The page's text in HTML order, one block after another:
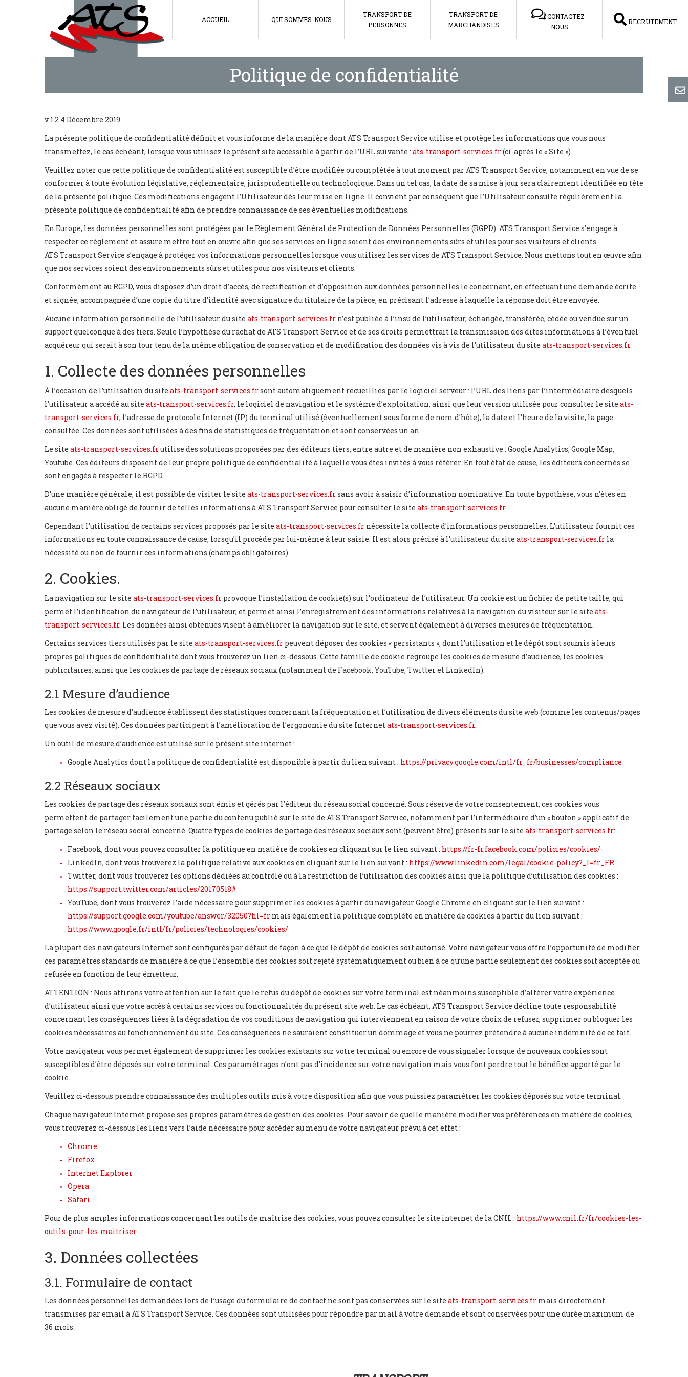
ACCUEIL QUI SOMMES-NOUS
TRANSPORT DE
PERSONNES
TRANSPORT DE
MARCHANDISES
CONTACTEZ-
NOUS
RECRUTEMENT
Politique de confidentialité
v 1.2 4 Décembre 2019
La présente politique de confidentialité définit et vous informe de la manière dont ATS Transport Service utilise et protège les informations que vous nous
transmettez, le cas échéant, lorsque vous utilisez le présent site accessible à partir de l’URL suivante : ats-transport-services.fr(ci-après le « Site »).
Veuillez noter que cette politique de confidentialité est susceptible d’être modifiée ou complétée à tout moment par ATS Transport Service, notamment en vue de se
conformer à toute évolution législative, réglementaire, jurisprudentielle ou technologique. Dans un tel cas, la date de sa mise à jour sera clairement identifiée en tête
de la présente politique. Ces modifications engagent l’Utilisateur dès leur mise en ligne. Il convient par conséquent que l’Utilisateur consulte régulièrement la
présente politique de confidentialité afin de prendre connaissance de ses éventuelles modifications.
En Europe, les données personnelles sont protégées par le Règlement Général de Protection de Données Personnelles (RGPD). ATS Transport Service s’engage à
respecter ce règlement et assure mettre tout en œuvre afin que ses services en ligne soient des environnements sûrs et utiles pour ses visiteurs et clients.
ATS Transport Service s’engage à protéger vos informations personnelles lorsque vous utilisez les services de ATS Transport Service. Nous mettons tout en œuvre afin
que nos services soient des environnements sûrs et utiles pour nos visiteurs et clients.
Conformément au RGPD, vous disposez d’un droit d’accès, de rectification et d’opposition aux données personnelles le concernant, en effectuant une demande écrite
et signée, accompagnée d’une copie du titre d’identité avec signature du titulaire de la pièce, en précisant l’adresse à laquelle la réponse doit être envoyée.
Aucune information personnelle de l’utilisateur du site ats-transport-services.fr n’est publiée à l’insu de l’utilisateur, échangée, transférée, cédée ou vendue sur un
support quelconque à des tiers. Seule l’hypothèse du rachat de ATS Transport Service et de ses droits permettrait la transmission des dites informations à l’éventuel
acquéreur qui serait à son tour tenu de la même obligation de conservation et de modification des données vis à vis de l’utilisateur du site ats-transport-services.fr.
1. Collecte des données personnelles
À l’occasion de l’utilisation du site ats-transport-services.frsont automatiquement recueillies par le logiciel serveur : l’URL des liens par l’intermédiaire desquels
l’utilisateur a accédé au site ats-transport-services.fr, le logiciel de navigation et le système d’exploitation, ainsi que leur version utilisée pour consulter le site ats-
transport-services.fr, l’adresse de protocole Internet (IP) du terminal utilisé (éventuellement sous forme de nom d’hôte), la date et l’heure de la visite, la page
consultée. Ces données sont utilisées à des fins de statistiques de fréquentation et sont conservées un an.
Le site ats-transport-services.frutilise des solutions proposées par des éditeurs tiers, entre autre et de manière non exhaustive : Google Analytics, Google Map,
Youtube. Ces éditeurs disposent de leur propre politique de confidentialité à laquelle vous êtes invités à vous référer. En tout état de cause, les éditeurs concernés se
sont engagés à respecter le RGPD.
D’une manière générale, il est possible de visiter le site ats-transport-services.frsans avoir à saisir d’information nominative. En toute hypothèse, vous n’êtes en
aucune manière obligé de fournir de telles informations à ATS Transport Service pour consulter le site ats-transport-services.fr.
Cependant l’utilisation de certains services proposés par le site ats-transport-services.fr nécessite la collecte d’informations personnelles. L’utilisateur fournit ces
informations en toute connaissance de cause, lorsqu’il procède par lui-même à leur saisie. Il est alors précisé à l’utilisateur du site ats-transport-services.fr la
nécessité ou non de fournir ces informations (champs obligatoires).
2. Cookies.
La navigation sur le site ats-transport-services.fr provoque l’installation de cookie(s) sur l’ordinateur de l’utilisateur. Un cookie est un fichier de petite taille, qui
permet l’identification du navigateur de l’utilisateur, et permet ainsi l’enregistrement des informations relatives à la navigation du visiteur sur le site ats-
transport-services.fr. Les données ainsi obtenues visent à améliorer la navigation sur le site, et servent également à diverses mesures de fréquentation.
Certains services tiers utilisés par le site ats-transport-services.fr peuvent déposer des cookies « persistants », dont l’utilisation et le dépôt sont soumis à leurs
propres politiques de confidentialité dont vous trouverez un lien ci-dessous. Cette famille de cookie regroupe les cookies de mesure d’audience, les cookies
publicitaires, ainsi que les cookies de partage de réseaux sociaux (notamment de Facebook, YouTube, Twitter et LinkedIn).
2.1 Mesure d’audience
Les cookies de mesure d’audience établissent des statistiques concernant la fréquentation et l’utilisation de divers éléments du site web (comme les contenus/pages
que vous avez visité). Ces données participent à l’amélioration de l’ergonomie du site Internetats-transport-services.fr.
Un outil de mesure d’audience est utilisé sur le présent site internet :
Google Analytics dont la politique de confidentialité est disponible à partir du lien suivant : https://privacy.google.com/intl/fr_fr/businesses/compliance
2.2 Réseaux sociaux
Les cookies de partage des réseaux sociaux sont émis et gérés par l’éditeur du réseau social concerné. Sous réserve de votre consentement, ces cookies vous
permettent de partager facilement une partie du contenu publié sur le site de ATS Transport Service, notamment par l’intermédiaire d’un « bouton » applicatif de
partage selon le réseau social concerné. Quatre types de cookies de partage des réseaux sociaux sont (peuvent être) présents sur le site ats-transport-services.fr:
Facebook, dont vous pouvez consulter la politique en matière de cookies en cliquant sur le lien suivant : https://fr-fr.facebook.com/policies/cookies/
LinkedIn, dont vous trouverez la politique relative aux cookies en cliquant sur le lien suivant : https://www.linkedin.com/legal/cookie-policy?_l=fr_FR
Twitter, dont vous trouverez les options dédiées au contrôle ou à la restriction de l’utilisation des cookies ainsi que la politique d’utilisation des cookies :
https://support.twitter.com/articles/20170518#
YouTube, dont vous trouverez l’aide nécessaire pour supprimer les cookies à partir du navigateur Google Chrome en cliquant sur le lien suivant :
https://support.google.com/youtube/answer/32050?hl=fr mais également la politique complète en matière de cookies à partir du lien suivant :
https://www.google.fr/intl/fr/policies/technologies/cookies/
La plupart des navigateurs Internet sont configurés par défaut de façon à ce que le dépôt de cookies soit autorisé. Votre navigateur vous offre l’opportunité de modifier
ces paramètres standards de manière à ce que l’ensemble des cookies soit rejeté systématiquement ou bien à ce qu’une partie seulement des cookies soit acceptée ou
refusée en fonction de leur émetteur.
ATTENTION : Nous attirons votre attention sur le fait que le refus du dépôt de cookies sur votre terminal est néanmoins susceptible d’altérer votre expérience
d’utilisateur ainsi que votre accès à certains services ou fonctionnalités du présent site web. Le cas échéant, ATS Transport Service décline toute responsabilité
concernant les conséquences liées à la dégradation de vos conditions de navigation qui interviennent en raison de votre choix de refuser, supprimer ou bloquer les
cookies nécessaires au fonctionnement du site. Ces conséquences ne sauraient constituer un dommage et vous ne pourrez prétendre à aucune indemnité de ce fait.
Votre navigateur vous permet également de supprimer les cookies existants sur votre terminal ou encore de vous signaler lorsque de nouveaux cookies sont
susceptibles d’être déposés sur votre terminal. Ces paramétrages n’ont pas d’incidence sur votre navigation mais vous font perdre tout le bénéfice apporté par le
cookie.
Veuillez ci-dessous prendre connaissance des multiples outils mis à votre disposition afin que vous puissiez paramétrer les cookies déposés sur votre terminal.
Chaque navigateur Internet propose ses propres paramètres de gestion des cookies. Pour savoir de quelle manière modifier vos préférences en matière de cookies,
vous trouverez ci-dessous les liens vers l’aide nécessaire pour accéder au menu de votre navigateur prévu à cet effet :
Chrome
Firefox
Internet Explorer
Opera
Safari
Pour de plus amples informations concernant les outils de maîtrise des cookies, vous pouvez consulter le site internet de la CNIL : https://www.cnil.fr/fr/cookies-les-
outils-pour-les-maitriser.
3. Données collectées
3.1. Formulaire de contact
Les données personnelles demandées lors de l’usage du formulaire de contact ne sont pas conservées sur le site ats-transport-services.fr mais directement
transmises par email à ATS Transport Service. Ces données sont utilisées pour répondre par mail à votre demande et sont conservées pour une durée maximum de
36 mois.
Panneau de gestion des cookies